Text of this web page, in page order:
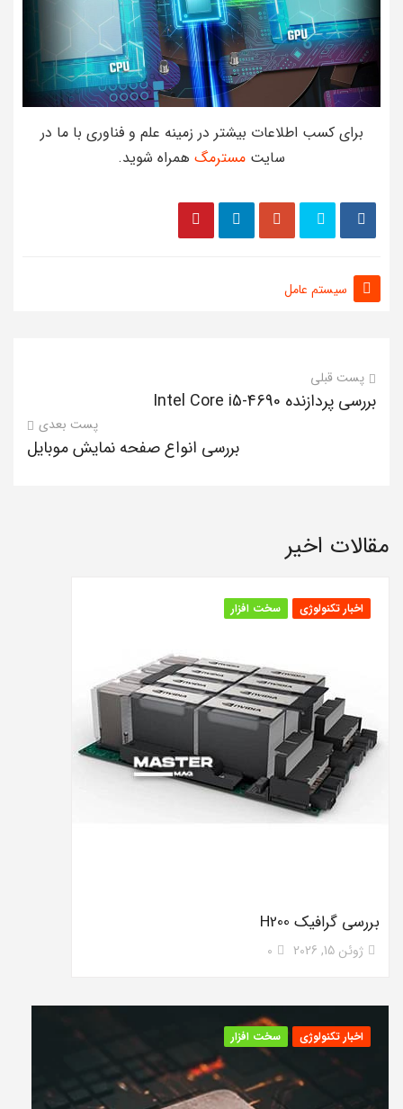
برای کسب اطلاعات بیشتر در زمینه علم و فناوری با ما در
سایت مسترمگ همراه شوید.
سیستم عامل
پست قبلی
بررسی پردازنده Intel Core i5-4690
پست بعدی
بررسی انواع صفحه نمایش موبایل
مقالات اخیر
اخبار تکنولوژی سخت افزار
بررسی گرافیک H200
ژوئن 15, 2026 0
اخبار تکنولوژی سخت افزار